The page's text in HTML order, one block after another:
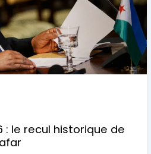
: le recul historique de